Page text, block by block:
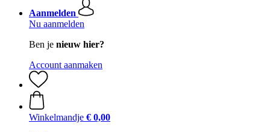
Aanmelden
Nu aanmelden
Ben je nieuw hier?
Account aanmaken
Winkelmandje € 0,00